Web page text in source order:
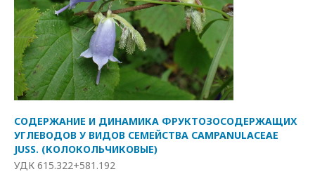
СОДЕРЖАНИЕ И ДИНАМИКА ФРУКТОЗОСОДЕРЖАЩИХ
УГЛЕВОДОВ У ВИДОВ СЕМЕЙСТВА CAMPANULACEAE
JUSS. (КОЛОКОЛЬЧИКОВЫЕ)
УДК 615.322+581.192